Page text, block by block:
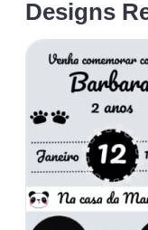
Designs